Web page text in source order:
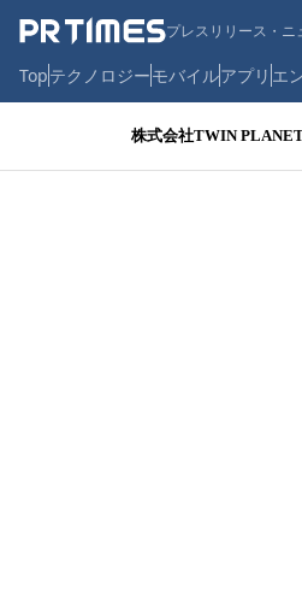
プレスリリース・ニ
Topテクノロジーモバイルアプリ エ
株式会社TWIN